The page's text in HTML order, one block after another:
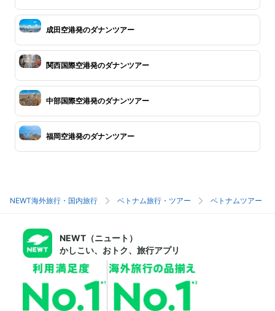
成田空港発のダナンツアー
関西国際空港発のダナンツアー
中部国際空港発のダナンツアー
福岡空港発のダナンツアー
NEWT海外旅行・国内旅行 ベトナム旅行・ツアー ベトナムツアー
NEWT（ニュート）
かしこい、おトク、旅行アプリ